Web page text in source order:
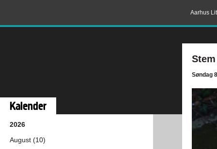
Aarhus
Søndag
Kalender
2026
August (10)